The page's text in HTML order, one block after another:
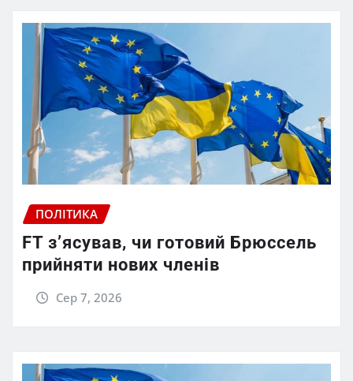
ПОЛІТИКА
FT зʼясував, чи готовий Брюссель
прийняти нових членів
Сер 7, 2026